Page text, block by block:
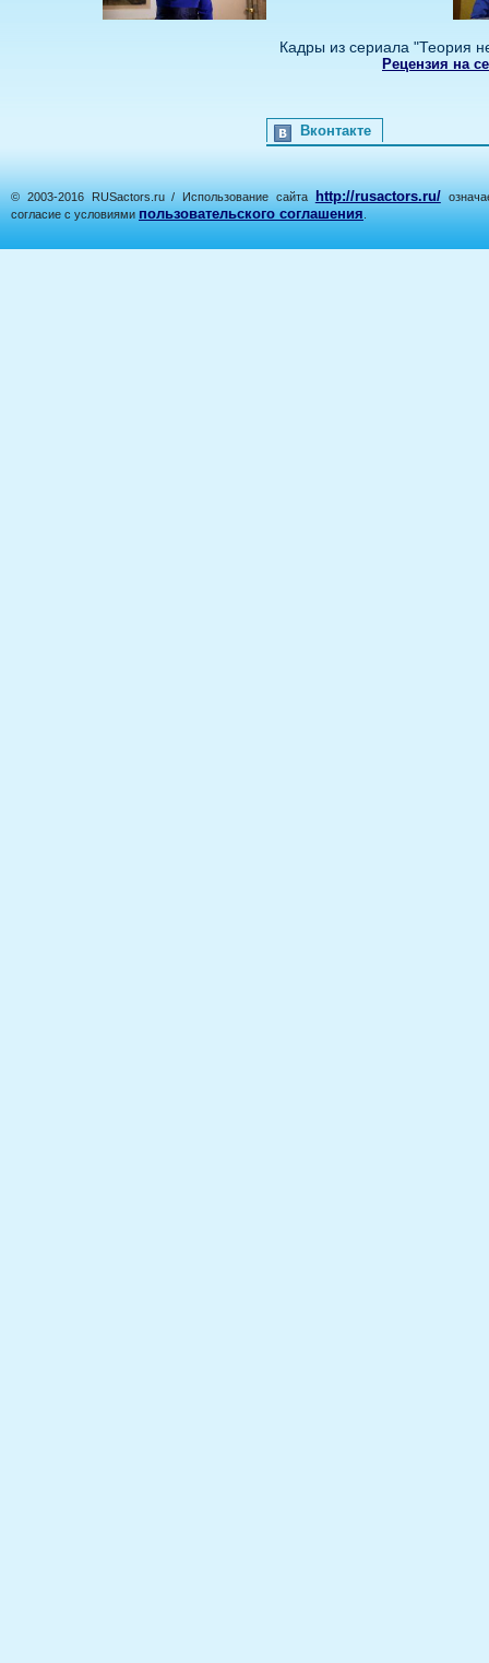
Кадры из сериала "Теория
Рецензия на
Вконтакте
© 2003-2016 RUSactors.ru / Использование сайта http://rusactors.ru/
согласие с условиями пользовательского соглашения